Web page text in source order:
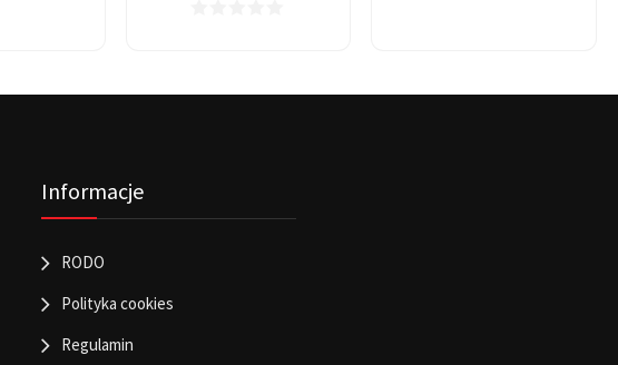
Informacje
RODO
Polityka cookies
Regulamin